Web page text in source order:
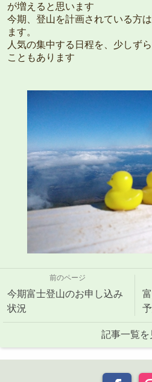
が増えると思います
今期、登山を計画されている方
ます。
人気の集中する日程を、少しず
こともあります
前のページ
今期富士登山のお申し込み
状況
記事一覧を